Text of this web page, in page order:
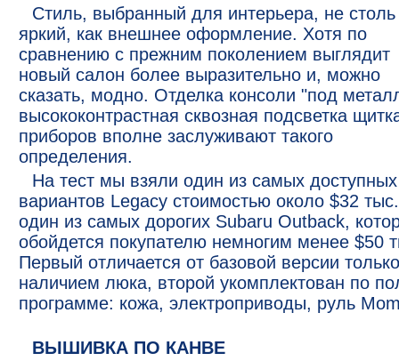
Стиль, выбранный для интерьера, не столь
яркий, как внешнее оформление. Хотя по
сравнению с прежним поколением выглядит
новый салон более выразительно и, можно
сказать, модно. Отделка консоли "под
высококонтрастная сквозная подсветка
приборов вполне заслуживают такого
определения.
На тест мы взяли один из самых доступных
вариантов Legacy стоимостью около $32
один из самых дорогих Subaru Outback,
обойдется покупателю немногим менее $50
Первый отличается от базовой версии только
наличием люка, второй укомплектован по
программе: кожа, электроприводы, руль
ВЫШИВКА ПО КАНВЕ